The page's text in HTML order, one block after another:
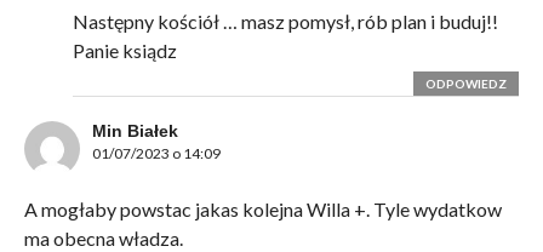
Następny kościół … masz pomysł, rób plan i buduj!!
Panie ksiądz
ODPOWIEDZ
Min Białek
01/07/2023 o 14:09
A mogłaby powstac jakas kolejna Willa +. Tyle wydatkow
ma obecna władza.